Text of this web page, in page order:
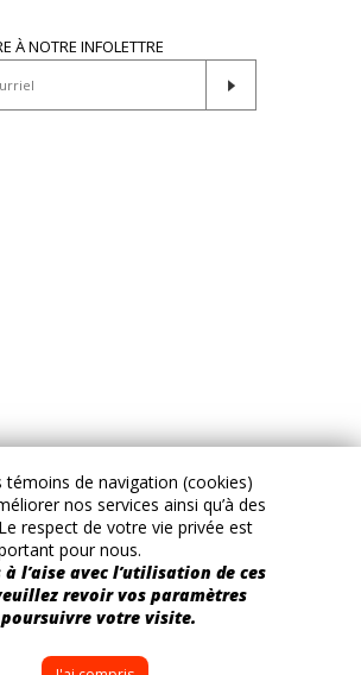
À NOTRE INFOLETTRE
témoins de navigation (cookies)
nos services ainsi qu’à des
respect de votre vie privée est
pour nous.
à l’aise avec l’utilisation de ces
revoir vos paramètres
votre visite.